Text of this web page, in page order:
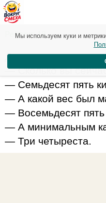
Рейтинг: 18
Доктор — пациенту:
— Сколько вы
— Семьдесят пять
— А какой вес был
— Восемьдесят пять
— А минимальным
— Три четыреста.
Мы используем куки и